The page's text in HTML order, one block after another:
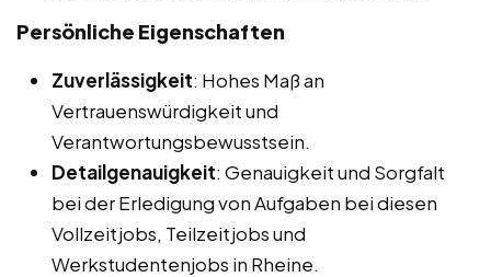
Persönliche Eigenschaften
Zuverlässigkeit: Hohes Maß an
Vertrauenswürdigkeit und
Verantwortungsbewusstsein.
Detailgenauigkeit: Genauigkeit und Sorgfalt
bei der Erledigung von Aufgaben bei diesen
Vollzeitjobs, Teilzeitjobs und
Werkstudentenjobs in Rheine.